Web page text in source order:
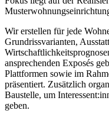
Wir erstellen für jede
Grundrissvarianten,
ansprechenden Exposés
Plattformen sowie im
präsentiert. Zusätzlich
Baustelle, um
geben.